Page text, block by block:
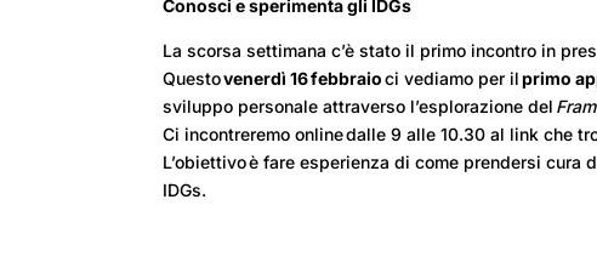
Conosci e sperimenta gli IDGs
La scorsa settimana c’è stato il primo incontro in
Questovenerdì 16 febbraioci vediamo per ilprimo
sviluppo personale attraverso l’esplorazione del
Ci incontreremo online dalle 9 alle 10.30 al link che
L’obiettivo è fare esperienza di come prendersi
IDGs.